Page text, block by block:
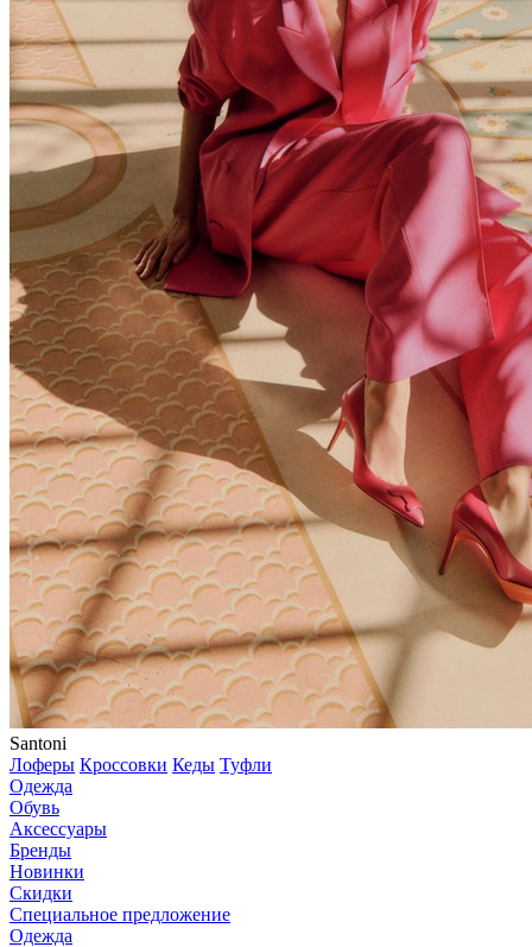
Santoni
Лоферы Кроссовки Кеды Туфли
Одежда
Обувь
Аксессуары
Бренды
Новинки
Скидки
Специальное предложение
Одежда